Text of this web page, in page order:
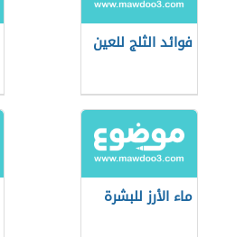
فوائد الثلج للعين
ماء الأرز للبشرة